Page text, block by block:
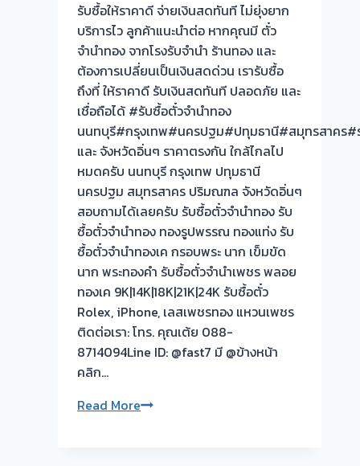
ทันที
ไม่
ต้อง
รอ
จบไว
📌
ผล
งาน
วัน
นี้
>
รับ
ซื้อ
ตั๋ว
จำนำ
ทอง-
ตลาด
บางใหญ่
🙂
รับซื้อให้ราคาดี จ่ายเงินสดทันที ไม่ยุ่งยาก
บริการไว ลูกค้าแนะนำต่อ หากคุณมี ตั๋ว
จำนำทอง จากโรงรับจำนำ ร้านทอง และ
ต้องการเปลี่ยนเป็นเงินสดด่วน เรารับซื้อ
ถึงที่ ให้ราคาดี รับเงินสดทันที ปลอดภัย และ
เชื่อถือได้ #รับซื้อตั๋วจำนำทอง
นนทบุรี#กรุงเทพ#นครปฐม#ปทุมธานี#สมุทรสาคร#
และ จังหวัดอิ่นๆ ราคาตรงกัน ใกล้ไกลไป
หมดครับ นนทบุรี กรุงเทพ ปทุมธานี
นครปฐม สมุทรสาคร ปริมณฑล จังหวัดอิ่นๆ
สอบถามได้เลยครับ รับซื้อตั๋วจำนำทอง รับ
ซื้อตั๋วจำนำทอง ทองรูปพรรณ ทองแท่ง รับ
ซื้อตั๋วจำนำทองเค กรอบพระ นาก เข็มขัด
นาก พระทองคำ รับซื้อตั๋วจำนำเพชร พลอย
ทองเค 9K|14K|18K|21K|24K รับซื้อตั๋ว
Rolex, iPhone, เลสเพชรทอง แหวนเพชร
ติดต่อเรา: โทร. คุณเต้ย 088-
8714094Line ID: @fast7 มี @ข้างหน้า
คลิก…
Read Moreรับ